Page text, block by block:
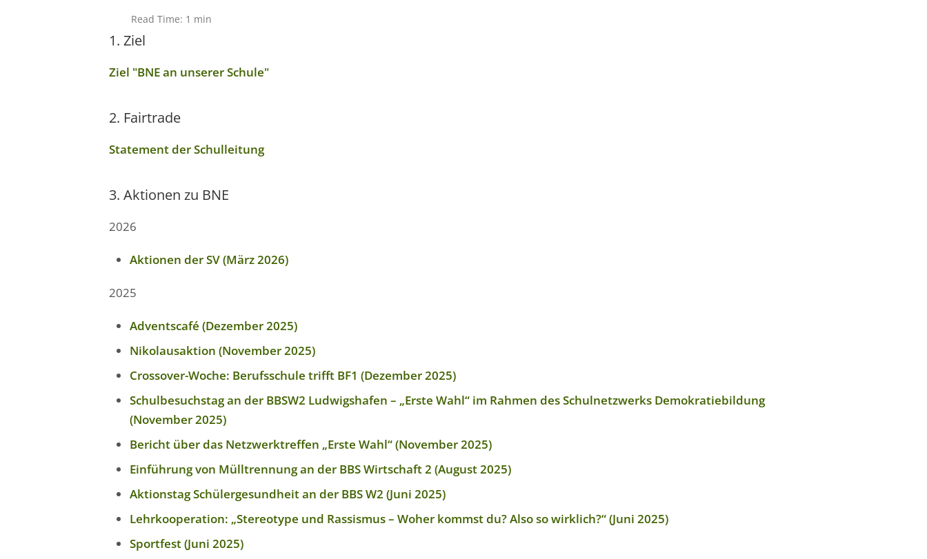
Read Time: 1 min
1. Ziel
Ziel "BNE an unserer Schule"
2. Fairtrade
Statement der Schulleitung
3. Aktionen zu BNE
2026
Aktionen der SV (März 2026)
2025
Adventscafé (Dezember 2025)
Nikolausaktion (November 2025)
Crossover-Woche: Berufsschule trifft BF1 (Dezember 2025)
Schulbesuchstag an der BBSW2 Ludwigshafen – „Erste Wahl“ im Rahmen des Schulnetzwerks Demokratiebildung
(November 2025)
Bericht über das Netzwerktreffen „Erste Wahl“ (November 2025)
Einführung von Mülltrennung an der BBS Wirtschaft 2 (August 2025)
Aktionstag Schülergesundheit an der BBS W2 (Juni 2025)
Lehrkooperation: „Stereotype und Rassismus – Woher kommst du? Also so wirklich?“ (Juni 2025)
Sportfest (Juni 2025)